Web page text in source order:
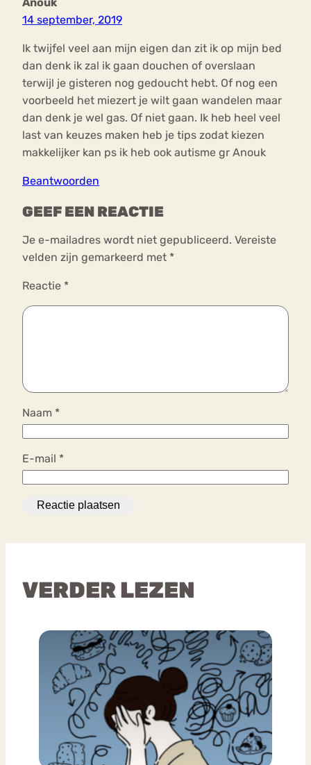
14 september, 2019
Ik twijfel veel aan mijn eigen dan zit ik op mijn bed
dan denk ik zal ik gaan douchen of overslaan
terwijl je gisteren nog gedoucht hebt. Of nog een
voorbeeld het miezert je wilt gaan wandelen maar
dan denk je wel gas. Of niet gaan. Ik heb heel veel
last van keuzes maken heb je tips zodat kiezen
makkelijker kan ps ik heb ook autisme gr Anouk
Beantwoorden
GEEF EEN REACTIE
Je e-mailadres wordt niet gepubliceerd. Vereiste
velden zijn gemarkeerd met *
Reactie *
Naam *
E-mail *
VERDER LEZEN